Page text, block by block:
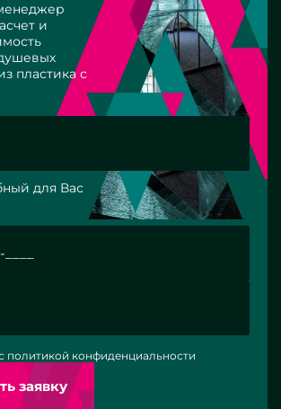
и
пластика с
для Вас
заявку
политикой конфиденциальности